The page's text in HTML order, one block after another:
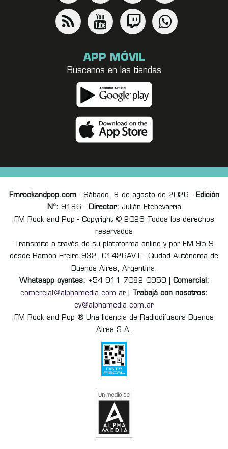
APP MÓVIL
Buscanos en las tiendas
Fmrockandpop.com- Sábado, 8 de agosto de 2026 - Edición
Nº: 9186 - Director: Julián Etchevarria
FM Rock and Pop - Copyright © 2026 Todos los derechos
reservados
Transmite a través de su plataforma online y por FM 95.9
desde Ramón Freire 932, C1426AVT - Ciudad Autónoma de
Buenos Aires, Argentina.
Whatsapp oyentes: +54 911 7082 0959 | Comercial:
comercial@alphamedia.com.ar
Trabajá con nosotros:
cv@alphamedia.com.ar
FM Rock and Pop ® Una licencia de Radiodifusora Buenos
Aires S.A.